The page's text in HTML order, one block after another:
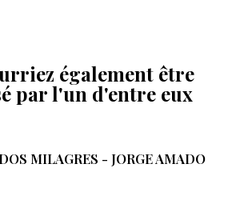
également être
par l'un d'entre eux
MILAGRES - JORGE AMADO